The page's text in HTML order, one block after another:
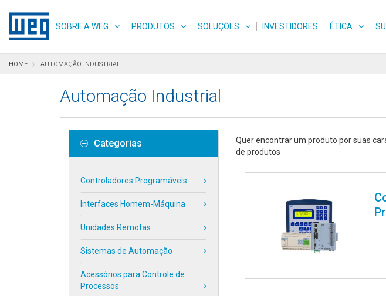
SOBRE A WEG PRODUTOS SOLUÇÕES INVESTIDORES ÉTICA
HOME AUTOMAÇÃO INDUSTRIAL
Automação Industrial
Categorias
Controladores Programáveis
Interfaces Homem-Máquina
Unidades Remotas
Sistemas de Automação
Acessórios para Controle de
Processos
Quer encontrar um produto por suas
de produtos